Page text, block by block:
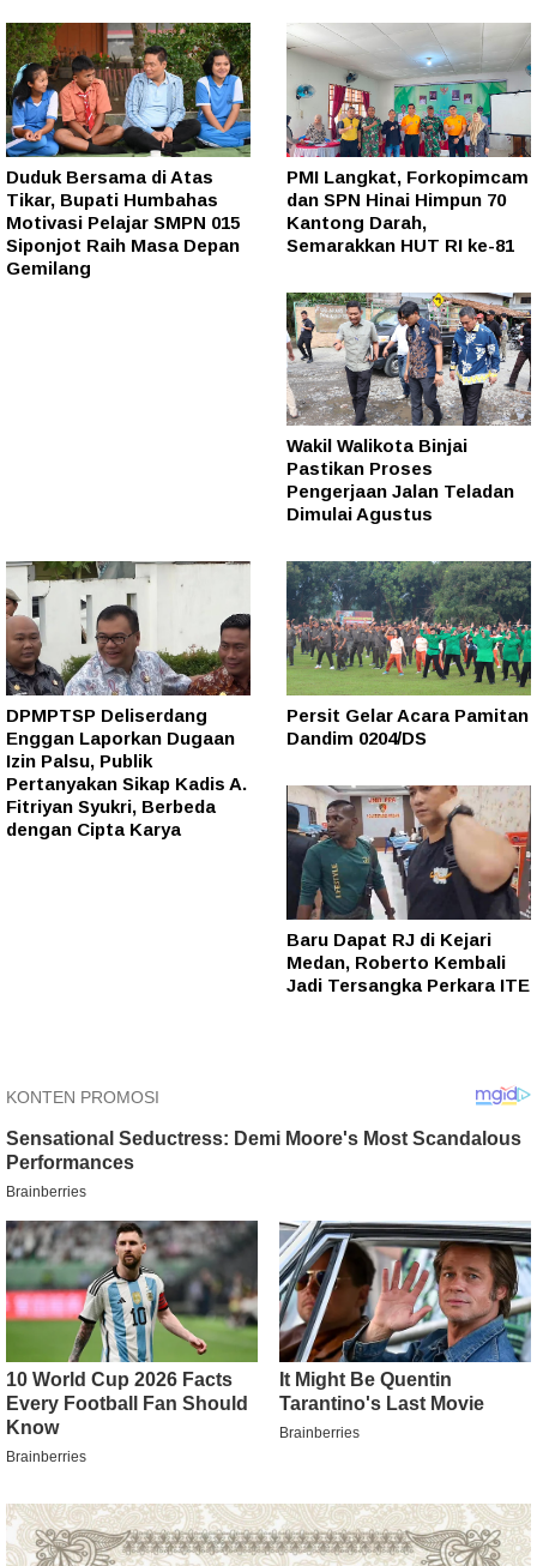
Duduk Bersama di Atas
Tikar, Bupati Humbahas
Motivasi Pelajar SMPN 015
Siponjot Raih Masa Depan
Gemilang
PMI Langkat, Forkopimcam
dan SPN Hinai Himpun 70
Kantong Darah,
Semarakkan HUT RI ke-81
Wakil Walikota Binjai
Pastikan Proses
Pengerjaan Jalan Teladan
Dimulai Agustus
DPMPTSP Deliserdang
Enggan Laporkan Dugaan
Izin Palsu, Publik
Pertanyakan Sikap Kadis A.
Fitriyan Syukri, Berbeda
dengan Cipta Karya
Persit Gelar Acara Pamitan
Dandim 0204/DS
Baru Dapat RJ di Kejari
Medan, Roberto Kembali
Jadi Tersangka Perkara ITE